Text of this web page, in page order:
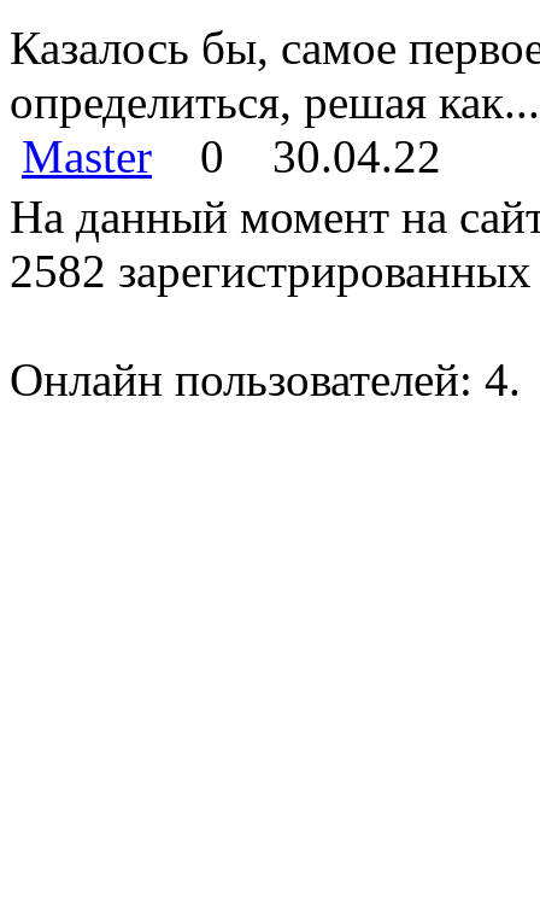
Казалось бы, самое
определиться, решая как...
Master
0
30.04.22
На данный момент на
2582 зарегистрированных
Онлайн пользователей: 4.